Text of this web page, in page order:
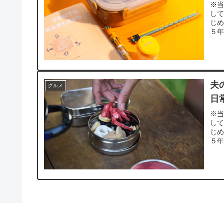
※当
し
じ
５
グルメ
夫
日
※当
し
じ
５